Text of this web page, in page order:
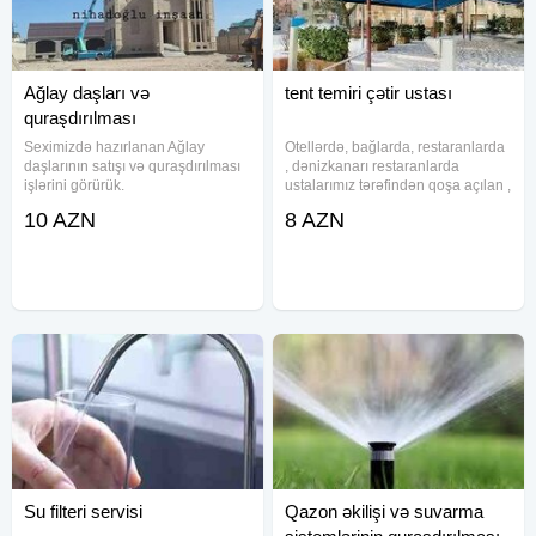
Ağlay daşları və
quraşdırılması
Seximizdə hazırlanan Ağlay
daşlarının satışı və quraşdırılması
işlərini görürük.
10 AZN
tent temiri çətir ustası
Otellərdə, bağlarda, restaranlarda
, dənizkanarı restaranlarda
ustalarımız tərəfindən qoşa açılan ,
təmiri , üzlüklərinin dəyişdirilməsi ,
8 AZN
Su filteri servisi
Qazon əkilişi və suvarma